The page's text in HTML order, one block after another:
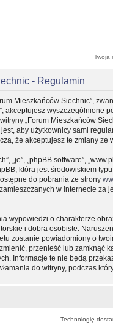
Twoja
- Regulamin
Mieszkańców Siechnic”,
akceptujesz
witryny „Forum Mieszkańców
aby użytkownicy sami
że akceptujesz te zmiany ze
„je”, „phpBB software”,
która jest środowiskiem
do pobrania ze strony
w internecie za
wypowiedzi o charakterze
i dobra osobiste.
zostanie powiadomiony o
przenieść lub zamknąć
Informacje te nie będą
do witryny, podczas
Technologię